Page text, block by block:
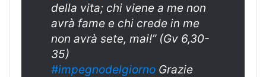
della vita; chi viene a me non
avrà fame e chi crede in me
non avrà sete, mai!” (Gv 6,30-
35)
#impegnodelgiorno Grazie